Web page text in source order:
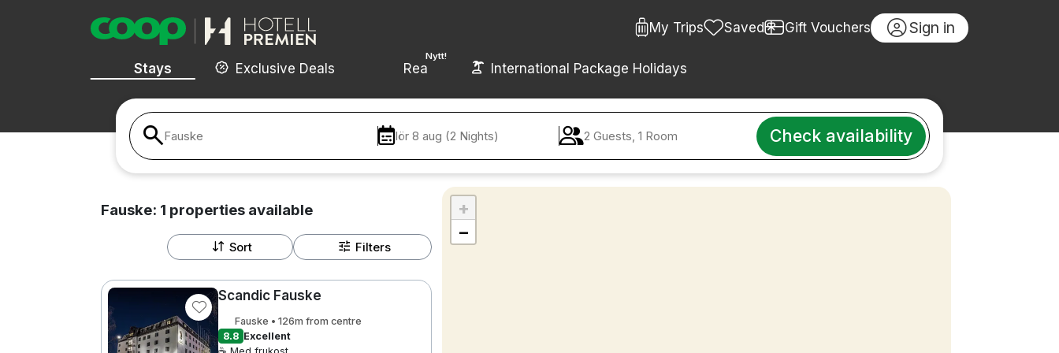
My Trips Saved Gift Vouchers Sign in
Stays Exclusive Deals
Nytt!
Rea International Package Holidays
Fauske lör 8 aug (2 Nights) 2 Guests, 1 Room Check availability
+
−
Fauske: 1 propertiesavailable
Sort Filters
Scandic Fauske
Fauske • 126m from centre
8.8 Excellent